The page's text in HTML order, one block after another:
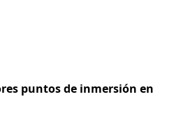
puntos de inmersión en